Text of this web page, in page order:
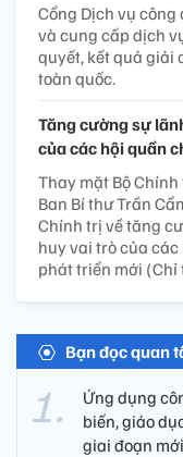
Cổng Dịch vụ
và cung cấp dịch
quyết, kết quả giải
toàn quốc.
Tăng cường sự
của các hội quần
Thay mặt Bộ
Ban Bí thư Trần
Chính trị về tăng
huy vai trò của
phát triển mới
Bạn đọc quan
Ứng dụng
biến, giáo
giai đoạn mới